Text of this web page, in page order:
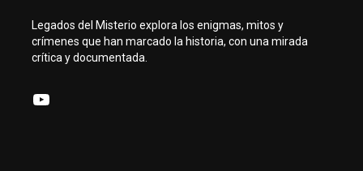
Legados del Misterio explora los enigmas, mitos y
crímenes que han marcado la historia, con una mirada
crítica y documentada.
YouTube